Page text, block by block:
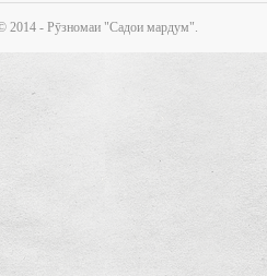
2014 - Рӯзномаи "Садои мардум".